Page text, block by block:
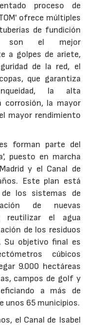
proceso de
ofrece múltiples
de fundición
son el mejor
a golpes de ariete,
de la red, el
que garantiza
la alta
la mayor
mayor rendimiento
forman parte del
puesto en marcha
y el Canal de
Este plan está
los sistemas de
de nuevas
reutilizar el agua
de los residuos
Su objetivo final es
cúbicos
9.000 hectáreas
campos de golf y
a más de
unos 65 municipios.
el Canal de Isabel